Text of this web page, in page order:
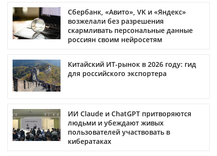
Сбербанк, «Авито», VK и «Яндекс»
возжелали без разрешения
скармливать персональные данные
россиян своим нейросетям
Китайский ИТ-рынок в 2026 году: гид
для российского экспортера
ИИ Claude и ChatGPT притворяются
людьми и убеждают живых
пользователей участвовать в
кибератаках